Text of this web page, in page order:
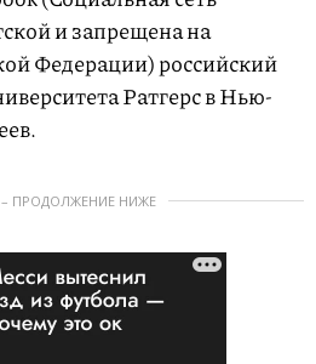
и запрещена на
Федерации) российский
Ратгерс в Нью-
ПРОДОЛЖЕНИЕ НИЖЕ